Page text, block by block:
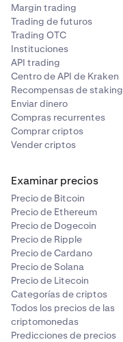
Margin trading
Trading de futuros
Trading OTC
Instituciones
API trading
Centro de API de Kraken
Recompensas de staking
Enviar dinero
Compras recurrentes
Comprar criptos
Vender criptos
Examinar precios
Precio de Bitcoin
Precio de Ethereum
Precio de Dogecoin
Precio de Ripple
Precio de Cardano
Precio de Solana
Precio de Litecoin
Categorías de criptos
Todos los precios de las
criptomonedas
Predicciones de precios